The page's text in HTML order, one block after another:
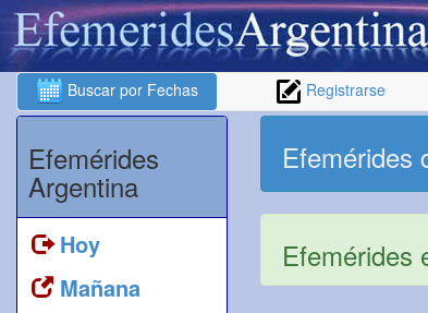
Buscar por Fechas Registrarse
Efemérides
Argentina
Hoy
Mañana
Efemérides
Efemérides